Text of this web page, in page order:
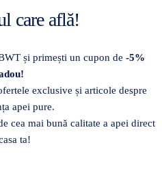
care află!
și primești un cupon de -5%
exclusive și articole despre
apei pure.
cea mai bună calitate a apei direct
ta!